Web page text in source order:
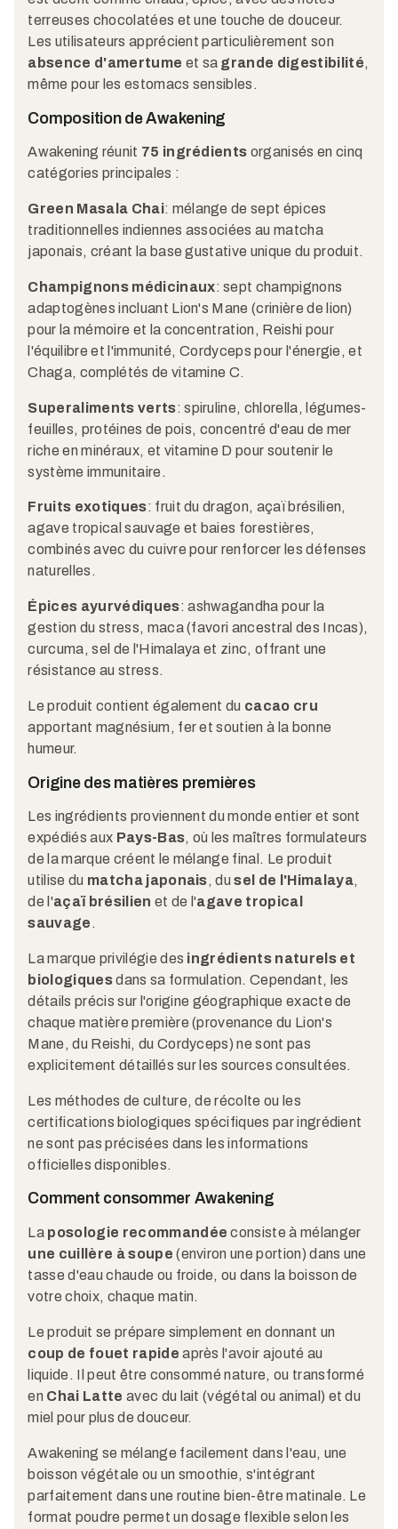
terreuses chocolatées et une touche de douceur.
Les utilisateurs apprécient particulièrement son
absence d'amertume et sa grande digestibilité,
même pour les estomacs sensibles.
Composition de Awakening
Awakening réunit 75 ingrédients organisés en cinq
catégories principales :
Green Masala Chai: mélange de sept épices
traditionnelles indiennes associées au matcha
japonais, créant la base gustative unique du produit.
Champignons médicinaux: sept champignons
adaptogènes incluant Lion's Mane (crinière de lion)
pour la mémoire et la concentration, Reishi pour
l'équilibre et l'immunité, Cordyceps pour l'énergie, et
Chaga, complétés de vitamine C.
Superaliments verts: spiruline, chlorella, légumes-
feuilles, protéines de pois, concentré d'eau de mer
riche en minéraux, et vitamine D pour soutenir le
système immunitaire.
Fruits exotiques: fruit du dragon, açaï brésilien,
agave tropical sauvage et baies forestières,
combinés avec du cuivre pour renforcer les défenses
naturelles.
Épices ayurvédiques: ashwagandha pour la
gestion du stress, maca (favori ancestral des Incas),
curcuma, sel de l'Himalaya et zinc, offrant une
résistance au stress.
Le produit contient également du cacao cru
apportant magnésium, fer et soutien à la bonne
humeur.
Origine des matières premières
Les ingrédients proviennent du monde entier et sont
expédiés aux Pays-Bas, où les maîtres formulateurs
de la marque créent le mélange final. Le produit
utilise du matcha japonais, dusel de l'Himalaya,
de l'açaï brésilien et de l'agave tropical
sauvage .
La marque privilégie des ingrédients naturels et
biologiquesdans sa formulation. Cependant, les
détails précis sur l'origine géographique exacte de
chaque matière première (provenance du Lion's
Mane, du Reishi, du Cordyceps) ne sont pas
explicitement détaillés sur les sources consultées.
Les méthodes de culture, de récolte ou les
certifications biologiques spécifiques par ingrédient
ne sont pas précisées dans les informations
officielles disponibles.
Comment consommer Awakening
La posologie recommandée consiste à mélanger
une cuillère à soupe (environ une portion) dans une
tasse d'eau chaude ou froide, ou dans la boisson de
votre choix, chaque matin.
Le produit se prépare simplement en donnant un
coup de fouet rapide après l'avoir ajouté au
liquide. Il peut être consommé nature, ou transformé
en Chai Latte avec du lait (végétal ou animal) et du
miel pour plus de douceur.
Awakening se mélange facilement dans l'eau, une
boisson végétale ou un smoothie, s'intégrant
parfaitement dans une routine bien-être matinale. Le
format poudre permet un dosage flexible selon les